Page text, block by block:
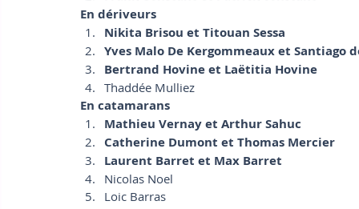
En dériveurs
Nikita Brisou et Titouan Sessa
Yves Malo De Kergommeaux et Santiago
Bertrand Hovine et Laëtitia Hovine
Thaddée Mulliez
En catamarans
Mathieu Vernay et Arthur Sahuc
Catherine Dumont et Thomas Mercier
Laurent Barret et Max Barret
Nicolas Noel
Loic Barras